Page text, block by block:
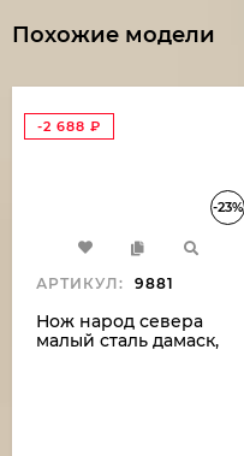
Похожие модели
-23%
-2 688 ₽
АРТИКУЛ: 9881
Нож народ севера
малый сталь дамаск,